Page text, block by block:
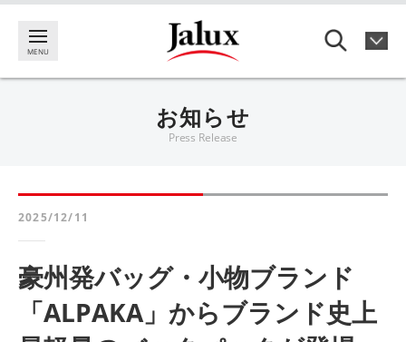
お知らせ
Press Release
2025/12/11
豪州発バッグ・小物ブランド
「ALPAKA」からブランド史上